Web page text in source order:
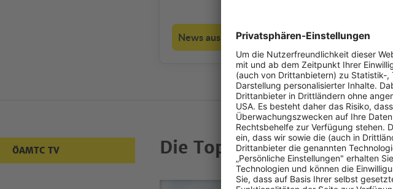
News aus den Bundesländern
ÖAMTC TV Die Top-Videos der Woche